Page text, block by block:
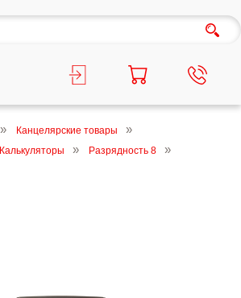
Канцелярские товары
Калькуляторы Разрядность 8